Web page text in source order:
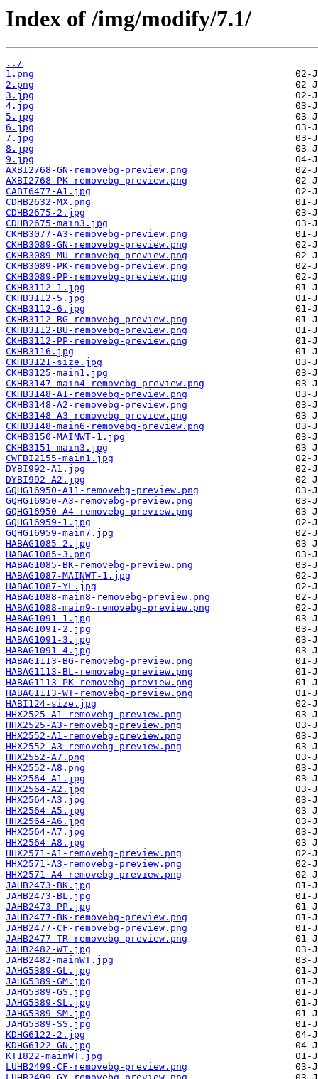
Index of /img/modify/7.1/
../
1.png
2.png
3.jpg
4.jpg
5.jpg
6.jpg
7.jpg
8.jpg
9.jpg
AXBI2768-GN-removebg-preview.png
AXBI2768-PK-removebg-preview.png
CABI6477-A1.jpg
CDHB2632-MX.png
CDHB2675-2.jpg
CDHB2675-main3.jpg
CKHB3077-A3-removebg-preview.png
CKHB3089-GN-removebg-preview.png
CKHB3089-MU-removebg-preview.png
CKHB3089-PK-removebg-preview.png
CKHB3089-PP-removebg-preview.png
CKHB3112-1.jpg
CKHB3112-5.jpg
CKHB3112-6.jpg
CKHB3112-BG-removebg-preview.png
CKHB3112-BU-removebg-preview.png
CKHB3112-PP-removebg-preview.png
CKHB3116.jpg
CKHB3121-size.jpg
CKHB3125-main1.jpg
CKHB3147-main4-removebg-preview.png
CKHB3148-A1-removebg-preview.png
CKHB3148-A2-removebg-preview.png
CKHB3148-A3-removebg-preview.png
CKHB3148-main6-removebg-preview.png
CKHB3150-MAINWT-1.jpg
CKHB3151-main3.jpg
CWFBI2155-main1.jpg
DYBI992-A1.jpg
DYBI992-A2.jpg
GQHG16950-A11-removebg-preview.png
GQHG16950-A3-removebg-preview.png
GQHG16950-A4-removebg-preview.png
GQHG16959-1.jpg
GQHG16959-main7.jpg
HABAG1085-2.jpg
HABAG1085-3.png
HABAG1085-BK-removebg-preview.png
HABAG1087-MAINWT-1.jpg
HABAG1087-YL.jpg
HABAG1088-main8-removebg-preview.png
HABAG1088-main9-removebg-preview.png
HABAG1091-1.jpg
HABAG1091-2.jpg
HABAG1091-3.jpg
HABAG1091-4.jpg
HABAG1113-BG-removebg-preview.png
HABAG1113-BL-removebg-preview.png
HABAG1113-PK-removebg-preview.png
HABAG1113-WT-removebg-preview.png
HABI124-size.jpg
HHX2525-A1-removebg-preview.png
HHX2525-A3-removebg-preview.png
HHX2552-A1-removebg-preview.png
HHX2552-A3-removebg-preview.png
HHX2552-A7.png
HHX2552-A8.png
HHX2564-A1.jpg
HHX2564-A2.jpg
HHX2564-A3.jpg
HHX2564-A5.jpg
HHX2564-A6.jpg
HHX2564-A7.jpg
HHX2564-A8.jpg
HHX2571-A1-removebg-preview.png
HHX2571-A3-removebg-preview.png
HHX2571-A4-removebg-preview.png
JAHB2473-BK.jpg
JAHB2473-BL.jpg
JAHB2473-PP.jpg
JAHB2477-BK-removebg-preview.png
JAHB2477-CF-removebg-preview.png
JAHB2477-TR-removebg-preview.png
JAHB2482-WT.jpg
JAHB2482-mainWT.jpg
JAHG5389-GL.jpg
JAHG5389-GM.jpg
JAHG5389-GS.jpg
JAHG5389-SL.jpg
JAHG5389-SM.jpg
JAHG5389-SS.jpg
KDHG6122-2.jpg
KDHG6122-GN.jpg
KT1822-mainWT.jpg
LUHB2499-CF-removebg-preview.png